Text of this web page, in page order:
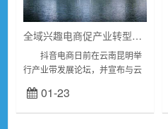
全域兴趣电商促产业转型升级
抖音电商日前在云南昆明举
行产业带发展论坛，并宣布与云
作，上线抖音电商“云品乐购”专
区，助力云南好物热销全国，加
01-23